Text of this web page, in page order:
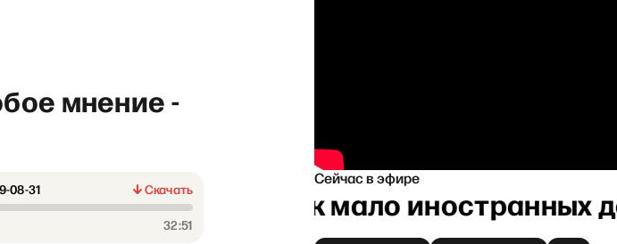
мнение -
08-31
Скачать
32:51
Сейчас в эфире
до сих пор так мало иностранных